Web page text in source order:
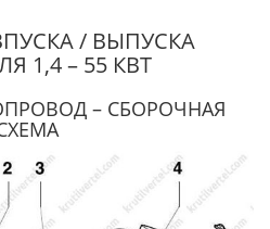
/ ВЫПУСКА
1,4 – 55 КВТ
– СБОРОЧНАЯ